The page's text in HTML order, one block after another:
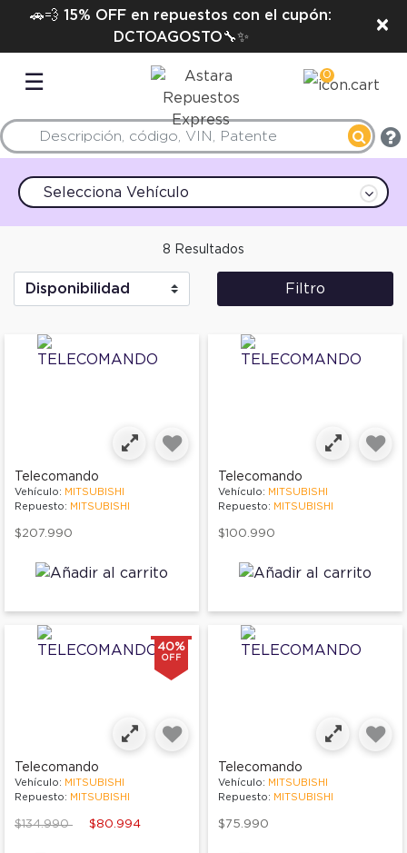
🚗💨 15% OFF en repuestos con el cupón:
DCTOAGOSTO🔧✨
×
☰ 0
Selecciona Vehículo
8 Resultados
Filtro
Telecomando
Vehículo: MITSUBISHI
Repuesto: MITSUBISHI
$207.990
Telecomando
Vehículo: MITSUBISHI
Repuesto: MITSUBISHI
$100.990
40%
OFF
Telecomando
Vehículo: MITSUBISHI
Repuesto: MITSUBISHI
Price reduced from
$134.990to $80.994
Telecomando
Vehículo: MITSUBISHI
Repuesto: MITSUBISHI
$75.990